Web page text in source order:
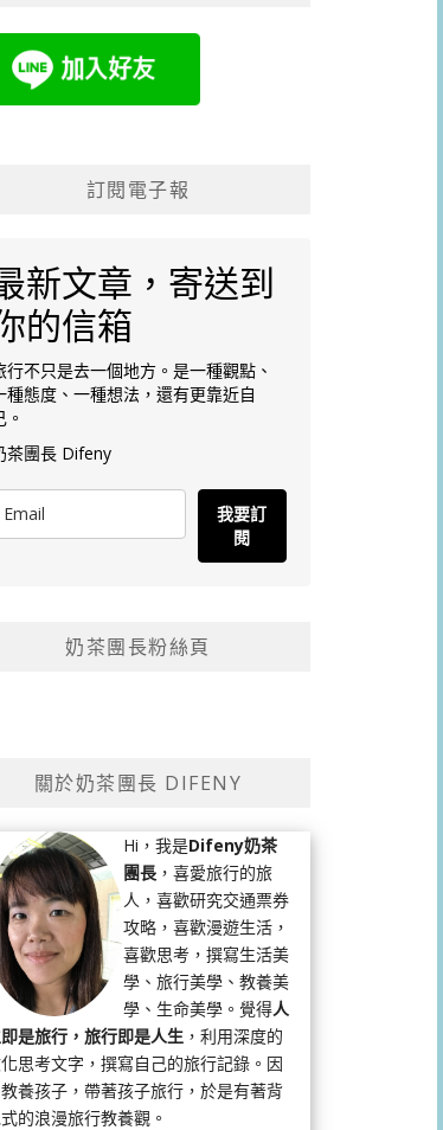
訂閱電子報
新文章，寄送到
的信箱
行不只是去一個地方。是一種觀點、
種態度、一種想法，還有更靠近自
。
茶團長 Difeny
我要訂
閱
奶茶團長粉絲頁
關於奶茶團長 DIFENY
Hi，我是Difeny奶茶
團長 ，喜愛旅行的旅
人，喜歡研究交通票券
攻略，喜歡漫遊生活，
喜歡思考，撰寫生活美
學、旅行美學、教養美
學、生命美學。覺得人
是旅行，旅行即是人生 ，利用深度的
思考文字，撰寫自己的旅行記錄。因
養孩子，帶著孩子旅行，於是有著背
的浪漫旅行教養觀。